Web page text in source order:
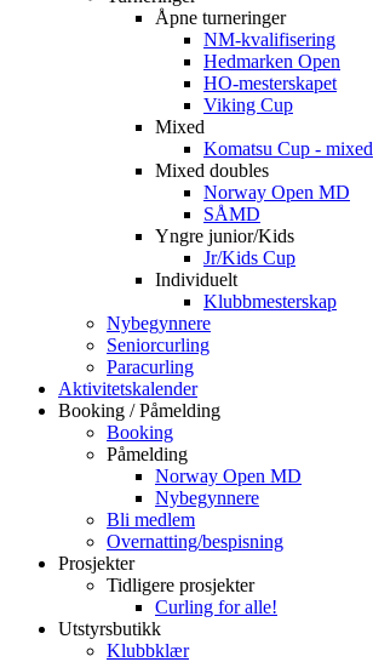
Åpne turneringer
NM-kvalifisering
Hedmarken Open
HO-mesterskapet
Viking Cup
Mixed
Komatsu Cup - mixed
Mixed doubles
Norway Open MD
SÅMD
Yngre junior/Kids
Jr/Kids Cup
Individuelt
Klubbmesterskap
Nybegynnere
Seniorcurling
Paracurling
Aktivitetskalender
Booking / Påmelding
Booking
Påmelding
Norway Open MD
Nybegynnere
Bli medlem
Overnatting/bespisning
Prosjekter
Tidligere prosjekter
Curling for alle!
Utstyrsbutikk
Klubbklær